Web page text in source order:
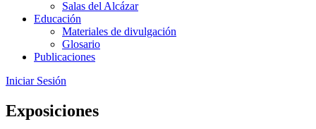
Salas del Alcázar
Educación
Materiales de divulgación
Glosario
Publicaciones
Iniciar Sesión
Exposiciones